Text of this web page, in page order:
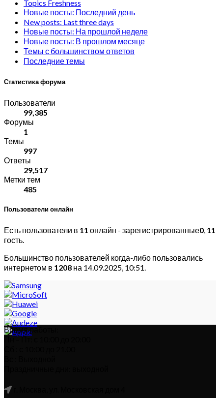
Topics Freshness
Новые посты: Последний день
New posts: Last three days
Новые посты: На прошлой неделе
Новые посты: В прошлом месяце
Темы с большинством ответов
Последние темы
Статистика форума
Пользователи
99,385
Форумы
1
Темы
997
Ответы
29,517
Метки тем
485
Пользователи онлайн
Есть пользователи в 11 онлайн - зарегистрированные0, 11
гость.
Большинство пользователей когда-либо пользовались
интернетом в 1208 на 14.09.2025, 10:51.
Время работы:
Пн – Пт: с 10:00 до 20:00